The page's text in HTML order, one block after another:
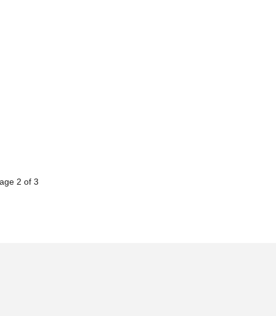
2 of 3